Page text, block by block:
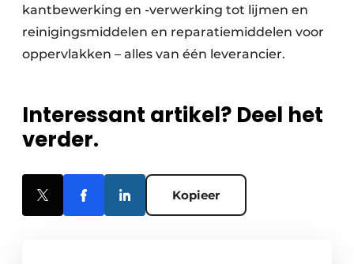
kantbewerking en -verwerking tot lijmen en
reinigingsmiddelen en reparatiemiddelen voor
oppervlakken – alles van één leverancier.
Interessant artikel? Deel het
verder.
Kopieer